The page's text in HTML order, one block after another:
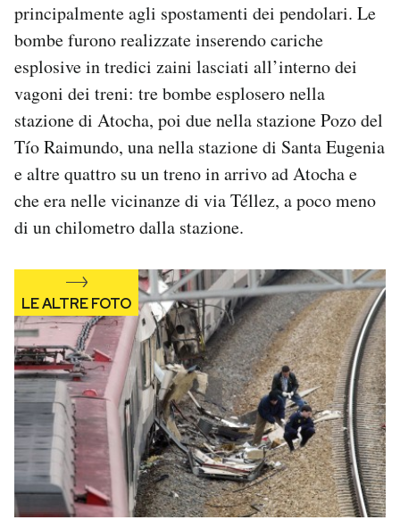
principalmente agli spostamenti dei pendolari. Le
bombe furono realizzate inserendo cariche
esplosive in tredici zaini lasciati all’interno dei
vagoni dei treni: tre bombe esplosero nella
stazione di Atocha, poi due nella stazione Pozo del
Tío Raimundo, una nella stazione di Santa Eugenia
e altre quattro su un treno in arrivo ad Atocha e
che era nelle vicinanze di via Téllez, a poco meno
di un chilometro dalla stazione.